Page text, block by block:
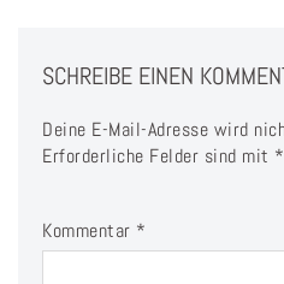
SCHREIBE EINEN
Deine E-Mail-Adresse wird
Erforderliche Felder sind mit *
Kommentar *